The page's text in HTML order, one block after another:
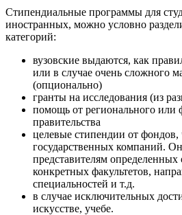
Стипендиальные программы для
иностранных, можно условно
категорий:
вузовские выдаются, как
или в случае очень сложного
(опционально)
гранты на исследования (из
помощь от регионального или
правительства
целевые стипендии от фондов,
государственных компаний.
представителям определенных
конкретных факультетов,
специальностей и т.д.
в случае исключительных
искусстве, учебе.